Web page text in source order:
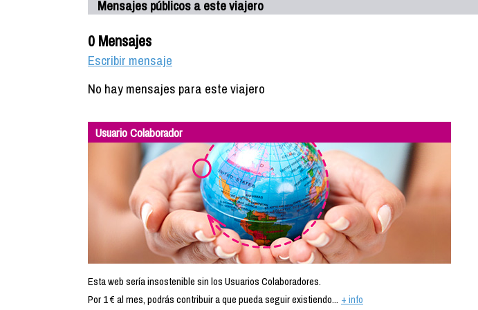
Mensajes públicos a este viajero
0 Mensajes
Escribir mensaje
No hay mensajes para este viajero
Usuario Colaborador
Esta web sería insostenible sin los Usuarios Colaboradores.
Por 1 € al mes, podrás contribuir a que pueda seguir existiendo... + info